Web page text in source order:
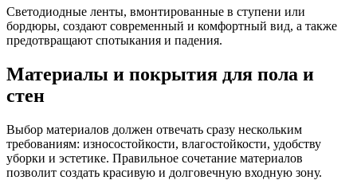
Светодиодные ленты, вмонтированные в ступени или
бордюры, создают современный и комфортный вид, а также
предотвращают спотыкания и падения.
Материалы и покрытия для пола и
стен
Выбор материалов должен отвечать сразу нескольким
требованиям: износостойкости, влагостойкости, удобству
уборки и эстетике. Правильное сочетание материалов
позволит создать красивую и долговечную входную зону.